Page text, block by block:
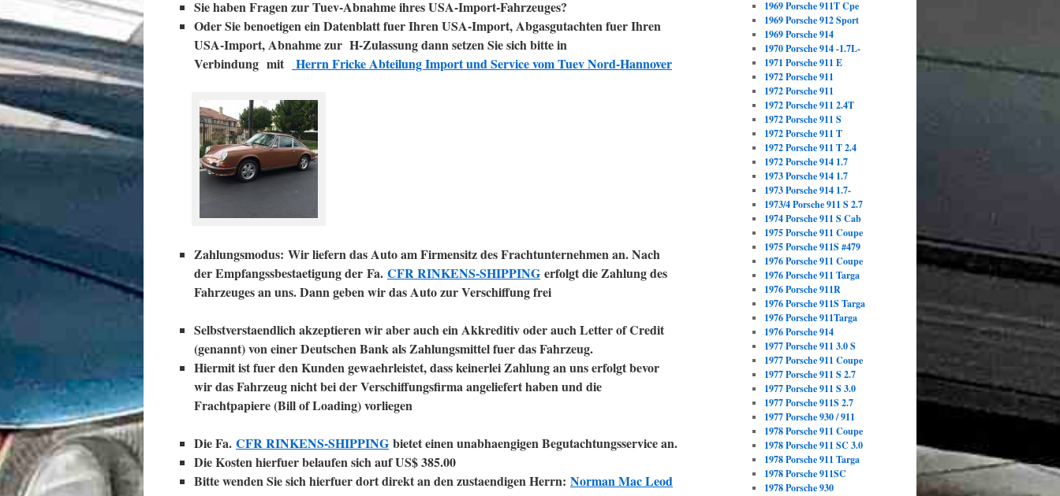
Sie haben Fragen zur Tuev-Abnahme ihres USA-Import-Fahrzeuges?
Oder Sie benoetigen ein Datenblatt fuer Ihren USA-Import, Abgasgutachten fuer Ihren
USA-Import, Abnahme zur H-Zulassung dann setzen Sie sich bitte in
Verbindung mit Herrn Fricke Abteilung Import und Service vom Tuev Nord-Hannover
Zahlungsmodus: Wir liefern das Auto am Firmensitz des Frachtunternehmen an. Nach
der Empfangssbestaetigung der Fa. CFR RINKENS-SHIPPING erfolgt die Zahlung des
Fahrzeuges an uns. Dann geben wir das Auto zur Verschiffung frei
Selbstverstaendlich akzeptieren wir aber auch ein Akkreditiv oder auch Letter of Credit
(genannt) von einer Deutschen Bank als Zahlungsmittel fuer das Fahrzeug.
Hiermit ist fuer den Kunden gewaehrleistet, dass keinerlei Zahlung an uns erfolgt bevor
wir das Fahrzeug nicht bei der Verschiffungsfirma angeliefert haben und die
Frachtpapiere (Bill of Loading) vorliegen
Die Fa. CFR RINKENS-SHIPPING bietet einen unabhaengigen Begutachtungsservice an.
Die Kosten hierfuer belaufen sich auf US$ 385.00
Bitte wenden Sie sich hierfuer dort direkt an den zustaendigen Herrn: Norman Mac Leod
1969 Porsche 911T Cpe
1969 Porsche 912 Sport
1969 Porsche 914
1970 Porsche 914 -1.7L-
1971 Porsche 911 E
1972 Porsche 911
1972 Porsche 911
1972 Porsche 911 2.4T
1972 Porsche 911 S
1972 Porsche 911 T
1972 Porsche 911 T 2.4
1972 Porsche 914 1.7
1973 Porsche 914 1.7
1973 Porsche 914 1.7-
1973/4 Porsche 911 S 2.7
1974 Porsche 911 S Cab
1975 Porsche 911 Coupe
1975 Porsche 911S #479
1976 Porsche 911 Coupe
1976 Porsche 911 Targa
1976 Porsche 911R
1976 Porsche 911S Targa
1976 Porsche 911Targa
1976 Porsche 914
1977 Porsche 911 3.0 S
1977 Porsche 911 Coupe
1977 Porsche 911 S 2.7
1977 Porsche 911 S 3.0
1977 Porsche 911S 2.7
1977 Porsche 930 / 911
1978 Porsche 911 Coupe
1978 Porsche 911 SC 3.0
1978 Porsche 911 Targa
1978 Porsche 911SC
1978 Porsche 930